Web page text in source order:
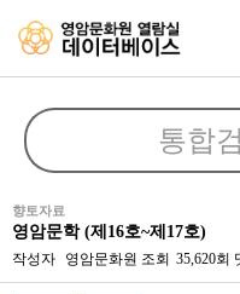
향토자료
영암문학 (제16호~제17호)
작성자 영암문화원 조회 35,620회